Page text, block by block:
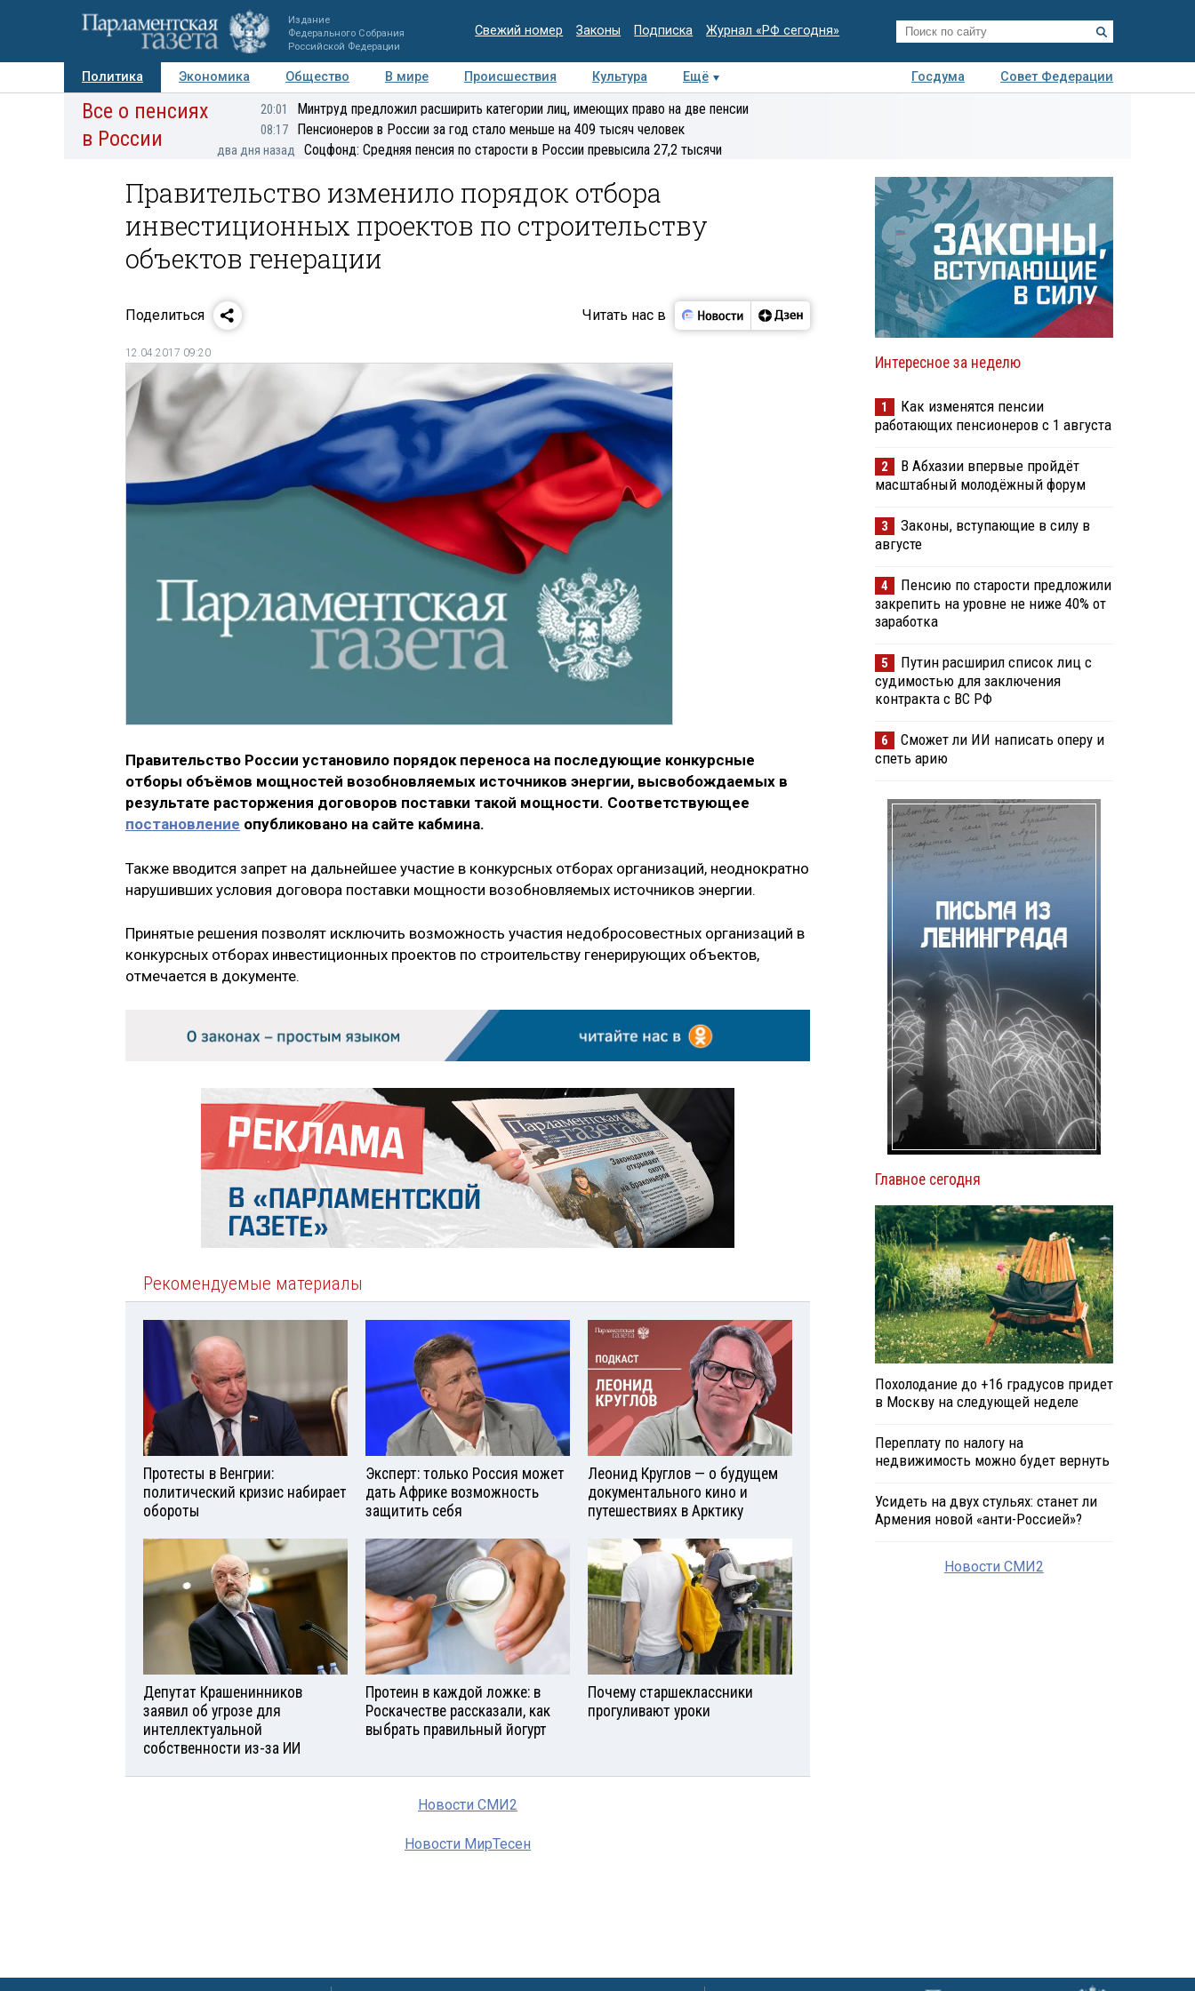
Издание
Федерального Собрания
Российской Федерации
Свежий номер Законы Подписка Журнал «РФ сегодня»
Политика Экономика Общество В мире Происшествия Культура Ещё Госдума
Совет Федерации
Авторы Персоны Мнения Регионы Медиацентр Интервью Колумнисты
Деловая
Все о пенсиях
в России
20:01 Минтруд предложил расширить категории лиц, имеющих право на две пенсии
08:17 Пенсионеров в России за год стало меньше на 409 тысяч человек
два дня назад Соцфонд: Средняя пенсия по старости в России превысила 27,2 тысячи
Правительство изменило порядок отбора
инвестиционных проектов по строительству
объектов генерации
Поделиться Читать нас в
12.04.2017 09:20
Правительство России установило порядок переноса на последующие конкурсные
отборы объёмов мощностей возобновляемых источников энергии, высвобождаемых в
результате расторжения договоров поставки такой мощности. Соответствующее
постановление опубликовано на сайте кабмина.
Также вводится запрет на дальнейшее участие в конкурсных отборах организаций, неоднократно
нарушивших условия договора поставки мощности возобновляемых источников энергии.
Принятые решения позволят исключить возможность участия недобросовестных организаций в
конкурсных отборах инвестиционных проектов по строительству генерирующих объектов,
отмечается в документе.
Рекомендуемые материалы
Протесты в Венгрии:
политический кризис набирает
обороты
Эксперт: только Россия может
дать Африке возможность
защитить себя
Леонид Круглов — о будущем
документального кино и
путешествиях в Арктику
Депутат Крашенинников
заявил об угрозе для
интеллектуальной
собственности из-за ИИ
Протеин в каждой ложке: в
Роскачестве рассказали, как
выбрать правильный йогурт
Почему старшеклассники
прогуливают уроки
Новости СМИ2
Новости МирТесен
Интересное за неделю
1
Как изменятся пенсии
работающих пенсионеров с 1 августа
2
В Абхазии впервые пройдёт
масштабный молодёжный форум
3
Законы, вступающие в силу в
августе
4
Пенсию по старости предложили
закрепить на уровне не ниже 40% от
заработка
5
Путин расширил список лиц с
судимостью для заключения
контракта с ВС РФ
6
Сможет ли ИИ написать оперу и
спеть арию
Главное сегодня
Похолодание до +16 градусов придет
в Москву на следующей неделе
Переплату по налогу на
недвижимость можно будет вернуть
Усидеть на двух стульях: станет ли
Армения новой «анти-Россией»?
Новости СМИ2